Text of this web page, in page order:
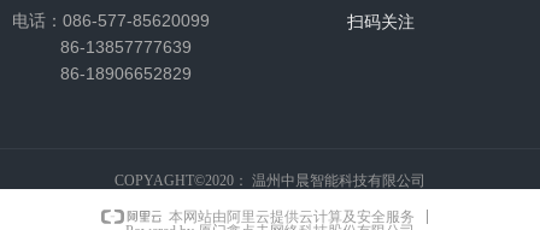
COPYAGHT©2020： 温州中晨智能科技有限公司
扫码关注
​​​​​​​电话：086-577-85620099
86-13857777639
86-18906652829
本网站由阿里云提供云计算及安全服务